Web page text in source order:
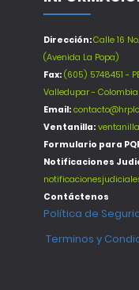
Dirección:Calle 16
(Avenida La Popa)
Fax: (605) 5748451 -
Valledupar - Colombia
Email:
Ventanilla:
Formulario para
Notificaciones
Contáctenos
Política de
Terminos y